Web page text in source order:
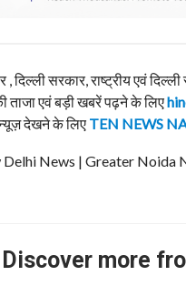
, दिल्ली सरकार, राष्ट्रीय एवं
ताजा एवं बड़ी खबरें पढ़ने के लिए
देखने के लिए TEN NEWS
Delhi News | Greater
Discover more